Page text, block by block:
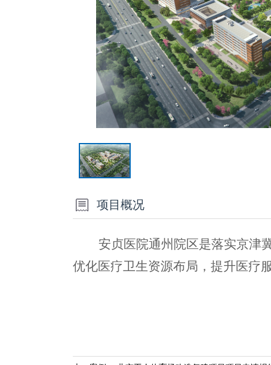
项目概况
安贞医院通州院区是落实京津
优化医疗卫生资源布局，提升医疗